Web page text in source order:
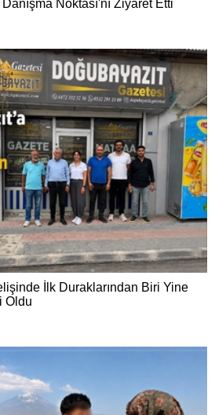
Noktası'nı Ziyaret Etti
İlk Duraklarından Biri Yine
Oldu